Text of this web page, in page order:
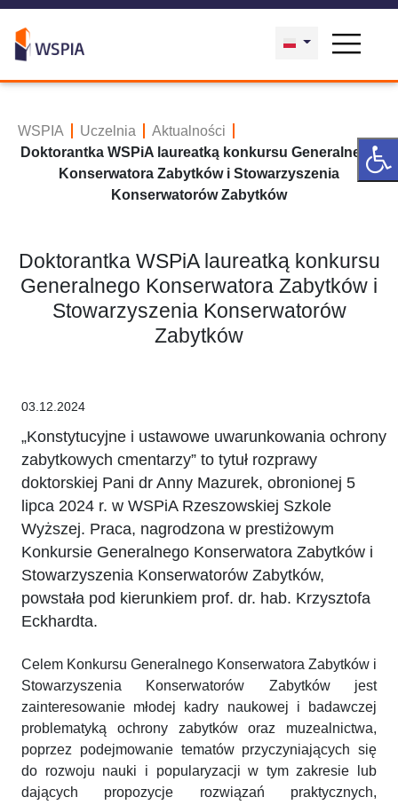
WSPIA Uczelnia
Aktualności
Doktorantka WSPiA laureatką konkursu Generalnego
Konserwatora Zabytków i Stowarzyszenia
Konserwatorów Zabytków
Doktorantka WSPiA laureatką konkursu
Generalnego Konserwatora Zabytków i
Stowarzyszenia Konserwatorów
Zabytków
03.12.2024
„Konstytucyjne i ustawowe uwarunkowania ochrony
zabytkowych cmentarzy” to tytuł rozprawy
doktorskiej Pani dr Anny Mazurek, obronionej 5
lipca 2024 r. w WSPiA Rzeszowskiej Szkole
Wyższej. Praca, nagrodzona w prestiżowym
Konkursie Generalnego Konserwatora Zabytków i
Stowarzyszenia Konserwatorów Zabytków,
powstała pod kierunkiem prof. dr. hab. Krzysztofa
Eckhardta.
Celem Konkursu Generalnego Konserwatora Zabytków i
Stowarzyszenia Konserwatorów Zabytków jest
zainteresowanie młodej kadry naukowej i badawczej
problematyką ochrony zabytków oraz muzealnictwa,
poprzez podejmowanie tematów przyczyniających się
do rozwoju nauki i popularyzacji w tym zakresie lub
dających propozycje rozwiązań praktycznych,